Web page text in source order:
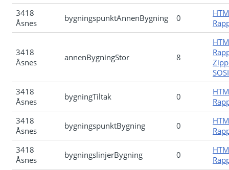
3418
Åsnes
bygningspunktAnnenBygning 0
3418
Åsnes
annenBygningStor 8
3418
Åsnes
bygningTiltak 0
3418
Åsnes
bygningspunktBygning 0
3418
Åsnes
bygningslinjerBygning 0